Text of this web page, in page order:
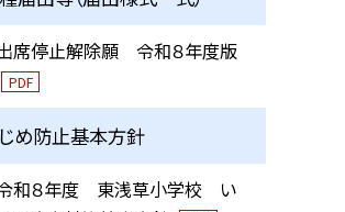
席停止解除願 令和８年度版
PDF
め防止基本方針
和８年度 東浅草小学校 い